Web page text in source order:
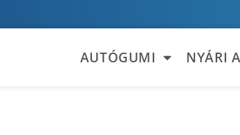
AUTÓGUMI NYÁRI